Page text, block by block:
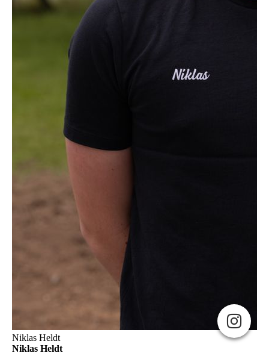
Niklas Heldt
Niklas Heldt